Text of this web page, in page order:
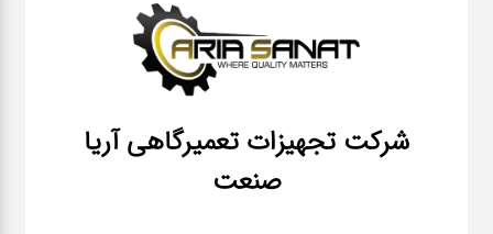
شرکت تجهیزات تعمیرگاهی آریا
صنعت